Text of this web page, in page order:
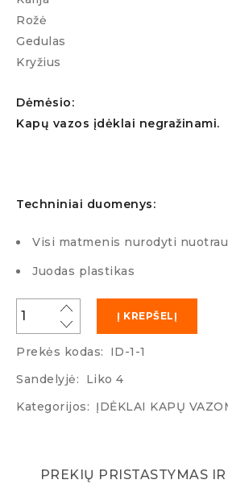
Rožė
Gedulas
Kryžius
Dėmėsio:
Kapų vazos įdėklai negražinami.
Techniniai duomenys:
Visi matmenis nurodyti
Juodas plastikas
Į KREPŠELĮ
Prekės kodas:
ID-1-1
Sandelyjė:
Liko 4
Kategorijos: ĮDĖKLAI KAPŲ
PREKIŲ PRISTASTYMAS